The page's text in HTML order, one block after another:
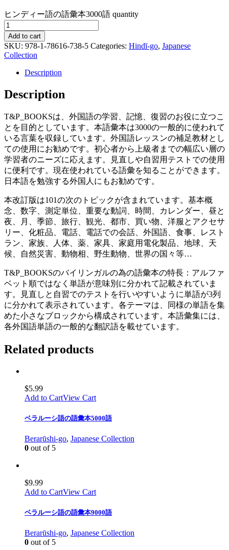
ヒンディー語の語彙本3000語 quantity
Add to cart
SKU: 978-1-78616-738-5 Categories: Hindī-go, Japanese
Collection
Description
Description
T&P_BOOKSは、外国語の学習、記憶、復習のお役に立つこ
とを目的としています。本語彙本は3000の一般的に使われて
いる言葉を収録しています。外国語レッスンの補足教材とし
ての使用にお勧めです。初心者から上級者までの幅広い層の
学習者のニーズに応えます。見直しや自習用テストでの使用
に便利です。現在使われている語彙を知ることができます。
日本語を勉強する外国人にもお勧めです。
本改訂版は101の次のトピックが含まれています。基本概
念、数字、測定単位、重要な動詞、時間、カレンダー、昼と
夜、月、季節、旅行、観光、都市、買い物、洋服とアクセサ
リー、化粧品、電話、電話での会話、外国語、食事、レスト
ラン、家族、人体、薬、家具、家庭用電化製品、地球、天
候、自然災害、動物相、野生動物、世界の国々等…
T&P_BOOKSのバイリンガルの為の語彙本の特長：アルファ
ベット順ではなく単語が意味別に分かれて記載されていま
す。見直しと自習でのテストを行いやすいように単語が3列
に分かれて表示されています。各テーマは、同様の単語を集
めた小さなブロックから構成されています。本語彙集には、
各外国語単語の一般的な翻訳語を載せています。
Related products
$5.99
Add to CartView Cart
ベラルーシ語の語彙本5000語
Berarūshi-go, Japanese Collection
0 out of 5
$9.99
Add to CartView Cart
ベラルーシ語の語彙本9000語
Berarūshi-go, Japanese Collection
0 out of 5